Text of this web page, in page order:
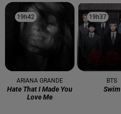
19h42
19h42
ARIANA GRANDE
Hate That I Made You
Love Me
19h37
19h37
BTS
Swim